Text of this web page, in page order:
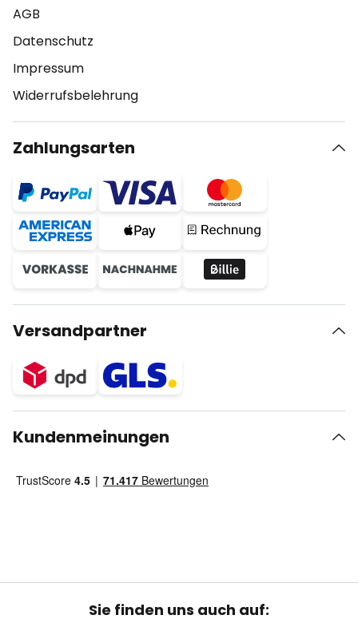
AGB
Datenschutz
Impressum
Widerrufsbelehrung
Zahlungsarten
Versandpartner
Kundenmeinungen
Sie finden uns auch auf: